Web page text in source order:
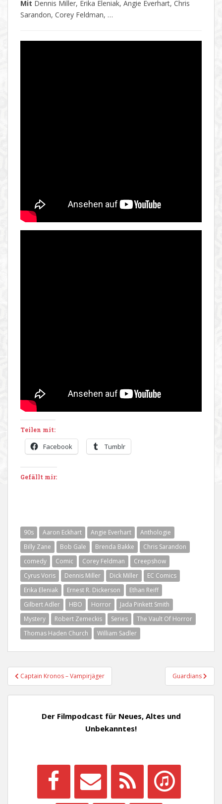
Mit Dennis Miller, Erika Eleniak, Angie Everhart, Chris
Sarandon, Corey Feldman, …
Teilen mit:
Facebook Tumblr
Gefällt mir:
90s Aaron Eckhart Angie Everhart
Anthologie
Billy Zane
Bob Gale Brenda Bakke
Chris Sarandon
comedy
Comic Corey Feldman
Creepshow
Cyrus Voris
Dennis Miller Dick Miller
EC Comics
Erika Eleniak
Ernest R. Dickerson
Ethan Reiff
Gilbert Adler
HBO Horror
Jada Pinkett Smith
Mystery
Robert Zemeckis Series
The Vault Of Horror
Thomas Haden Church
William Sadler
Beitragsnavigation
Captain Kronos – Vampirjäger Guardians
Der Filmpodcast für Neues, Altes und
Unbekanntes!